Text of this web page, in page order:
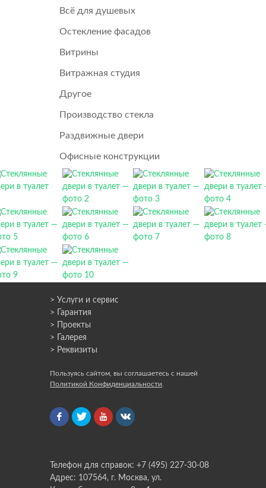
Всё для душевых
Остекление фасадов
Витрины
Витражная студия
Другое
Производство стекла
Раздвижные двери
Офисные конструкции
> Услуги и сервис
> Гарантия
> Проекты
> Галерея
> Реквизиты
Пользуясь сайтом, вы соглашаетесь с нашей
Политикой Конфиденциальности
Телефон для справок: +7 (495) 227-30-08
Адрес: 107564, г. Москва, ул.